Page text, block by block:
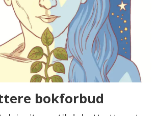
bokforbud